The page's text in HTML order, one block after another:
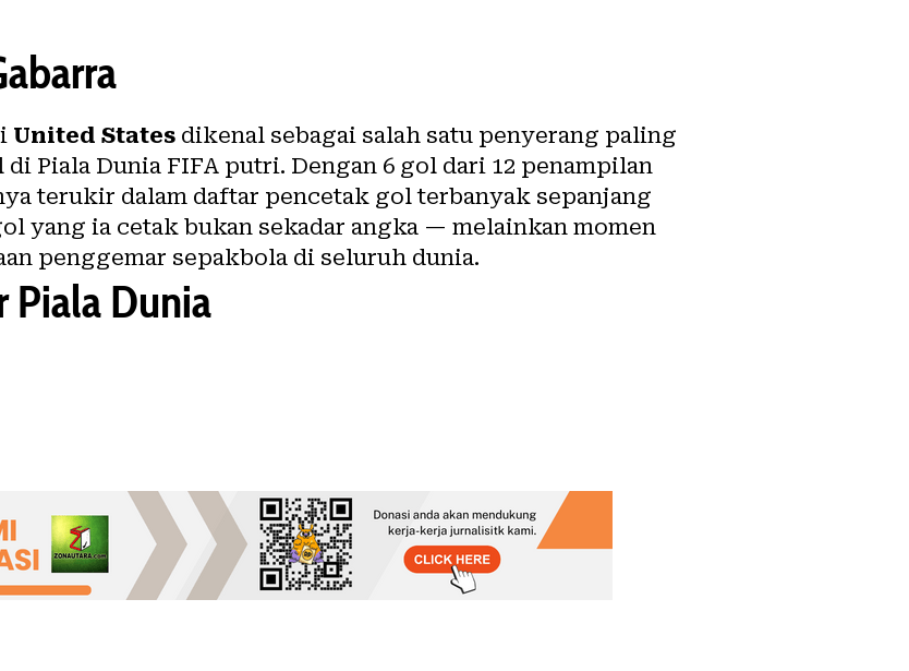
United States dikenal sebagai salah satu penyerang paling
Piala Dunia FIFA putri. Dengan 6 gol dari 12 penampilan
terukir dalam daftar pencetak gol terbanyak sepanjang
yang ia cetak bukan sekadar angka — melainkan momen
penggemar sepakbola di seluruh dunia.
Piala Dunia